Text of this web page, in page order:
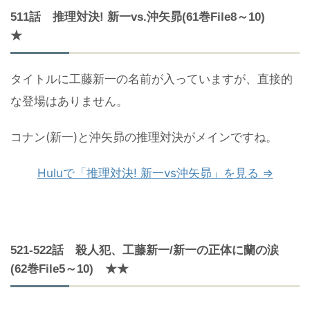
511話 推理対決! 新一vs.沖矢昴(61巻File8～10)
★
タイトルに工藤新一の名前が入っていますが、直接的
な登場はありません。
コナン(新一)と沖矢昴の推理対決がメインですね。
Huluで「推理対決! 新一vs沖矢昴」を見る ⇒
521-522話 殺人犯、工藤新一/新一の正体に蘭の涙
(62巻File5～10) ★★